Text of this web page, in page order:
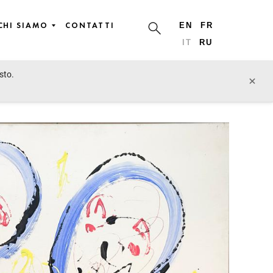
SIAMO CONTATTI EN
FR
IT
RU
×